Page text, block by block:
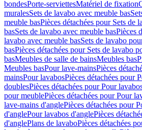
bondesPorte-serviettesMatériel de fixation
muralesSets de lavabo avec meuble bas
meuble basPièces détachées pour Sets de
basSets de lavabo avec meuble basPièces
lavabo avec meuble basSets de lavabo
basPièces détachées pour Sets de lavabo
basMeubles de salle de bainsMeubles bas
Meubles basPour lave-mainsPièces
mainsPour lavabosPièces détachées pour
doublesPièces détachées pour Pour
pour meublePièces détachées pour Pour
lave-mains d'anglePièces détachées pour
d'anglePour lavabos d'anglePièces
d'anglePlans de lavaboPièces détachées